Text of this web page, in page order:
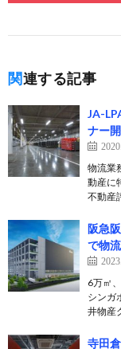
関連する記事
JA-
ナー
物流業
動産に
不動産
阪急
で物
6万㎡
シンガ
井物産
寺田